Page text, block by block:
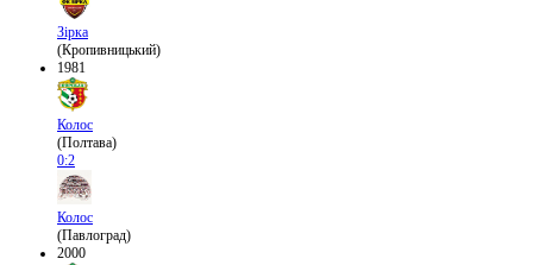
Зірка
(Кропивницький)
1981
Колос
(Полтава)
0:2
Колос
(Павлоград)
2000